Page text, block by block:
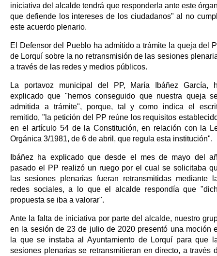
iniciativa del alcalde tendrá que responderla ante este
que defiende los intereses de los ciudadanos" al no
este acuerdo plenario.
El Defensor del Pueblo ha admitido a trámite la queja del
de Lorquí sobre la no retransmisión de las sesiones
a través de las redes y medios públicos.
La portavoz municipal del PP, María Ibáñez García,
explicado que "hemos conseguido que nuestra queja
admitida a trámite", porque, tal y como indica el
remitido, "la petición del PP reúne los requisitos
en el artículo 54 de la Constitución, en relación con la
Orgánica 3/1981, de 6 de abril, que regula esta institución".
Ibáñez ha explicado que desde el mes de mayo del
pasado el PP realizó un ruego por el cual se solicitaba
las sesiones plenarias fueran retransmitidas mediante
redes sociales, a lo que el alcalde respondía que
propuesta se iba a valorar".
Ante la falta de iniciativa por parte del alcalde, nuestro
en la sesión de 23 de julio de 2020 presentó una moción
la que se instaba al Ayuntamiento de Lorquí para que
sesiones plenarias se retransmitieran en directo, a través